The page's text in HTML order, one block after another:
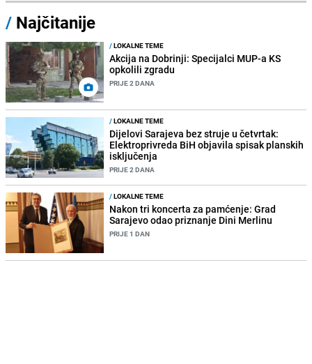
/ Najčitanije
/LOKALNE TEME
Akcija na Dobrinji: Specijalci MUP-a KS
opkolili zgradu
PRIJE 2 DANA
/LOKALNE TEME
Dijelovi Sarajeva bez struje u četvrtak:
Elektroprivreda BiH objavila spisak planskih
isključenja
PRIJE 2 DANA
/LOKALNE TEME
Nakon tri koncerta za pamćenje: Grad
Sarajevo odao priznanje Dini Merlinu
PRIJE 1 DAN